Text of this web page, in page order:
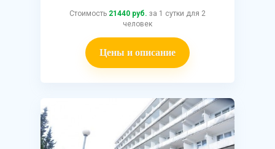
Стоимость 21440 руб. за 1 сутки для 2
человек
Цены и описание